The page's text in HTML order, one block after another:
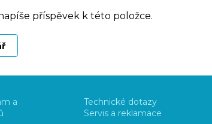
příspěvek k této položce.
a
Technické dotazy
Servis a reklamace